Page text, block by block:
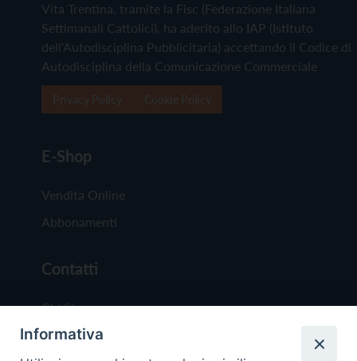
Vita Trentina, tramite la Fisc (Federazione Italiana
Settimanali Cattolici), ha aderito allo IAP (Istituto
dell'Autodisciplina Pubblicitaria) accettando il Codice di
Autodisciplina della Comunicazione Commerciale
E-Shop
Vendita Online
Abbonamenti
Contatti
Chi Siamo
Redazione
Informativa